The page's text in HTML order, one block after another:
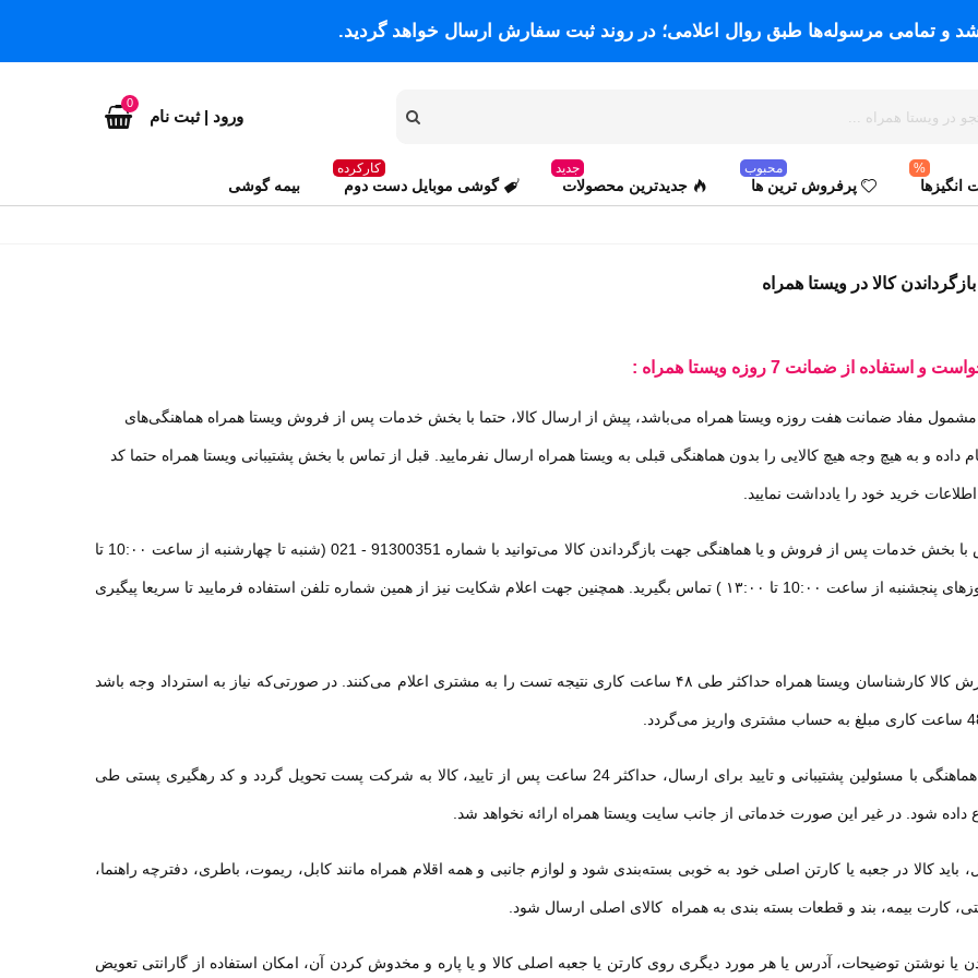
و تمامی مرسوله‌ها طبق روال اعلامی؛ در روند ثبت سفارش ارسال خواهد گردید.
ورود | ثبت نام
0
%
پرفروش ترین ها
محبوب
جدیدترین محصولات
جدید
گوشی موبایل دست دوم
کارکرده
بیمه گوشی
نقره
ای
7,690,000 تومان
ویژه محدود
200,000 - تومان 2,095,000 تومان
پیشنهاد ویژه محدود پیشنهاد ویژه محدود پیشنهاد ویژه محدود
کالا در ویستا همراه
استفاده از ضمانت 7 روزه ویستا همراه :
مشمول مفاد ضمانت هفت روزه ویستا همراه می‌باشد، پیش از ارسال کالا، حتما با بخش خدمات پس از فروش ویستا همراه هماهنگی‌های
داده و به هیچ وجه هیچ کالایی را بدون هماهنگی قبلی به ویستا همراه ارسال نفرمایید. قبل از تماس با بخش پشتیبانی ویستا همراه حتما کد
خرید خود را یادداشت نمایید
بخش خدمات پس از فروش و یا هماهنگی جهت بازگرداندن کالا می‌توانید با شماره 91300351 - 021 ( شنبه تا چهارشنبه از ساعت 10:۰۰ تا
پنجشنبه از ساعت 10:۰۰ تا ۱۳:۰۰ ) تماس بگیرید. همچنین جهت اعلام شکایت نیز از همین شماره تلفن استفاده فرمایید تا سریعا پیگیری
کالا کارشناسان ویستا همراه حداکثر طی ۴۸ساعت کاری نتیجه تست را به مشتری اعلام می‌کنند. در صورتی‌که نیاز به استرداد وجه باشد
در صورت هماهنگی با مسئولین پشتیبانی و تایید برای ارسال، حداکثر 24 ساعت پس از تایید، کالا به شرکت پست تحویل گردد و کد رهگیری پستی طی
داده شود. در غیر این صورت خدماتی از جانب سایت ویستا همراه ارائه نخواهد شد.
باید کالا در جعبه یا کارتن اصلی خود به ‏خوبی بسته‌بندی شود و لوازم جانبی و همه اقلام همراه مانند کابل، ریموت، باطری، دفترچه راهنما،
کارت بیمه، بند و قطعات بسته بندی به همراه کالای اصلی ارسال شود.
یا نوشتن توضیحات، آدرس یا هر مورد دیگری روی کارتن یا جعبه اصلی کالا و یا پاره و مخدوش کردن آن، امکان استفاده از گارانتی تعویض